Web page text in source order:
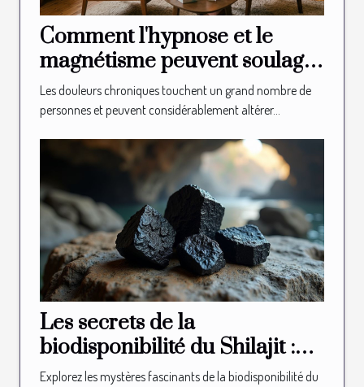
Comment l'hypnose et le
magnétisme peuvent soulager
les douleurs chroniques ?
Les douleurs chroniques touchent un grand nombre de
personnes et peuvent considérablement altérer...
Les secrets de la
biodisponibilité du Shilajit :
Pourquoi est-il si efficace ?
Explorez les mystères fascinants de la biodisponibilité du